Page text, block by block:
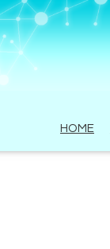
HOME